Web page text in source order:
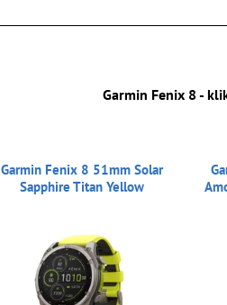
Garmin Fenix 8 -
Garmin Fenix 8 51mm Solar
Sapphire Titan Yellow